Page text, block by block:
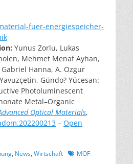
fuer-energiespeicher-
Yunus Zorlu, Lukas
Mehmet Menaf Ayhan,
Hanna, A. Ozgur
Gündo? Yücesan:
Photoluminescent
Metal–Organic
Optical Materials,
– Open
, News, Wirtschaft Schlagworte
MOF